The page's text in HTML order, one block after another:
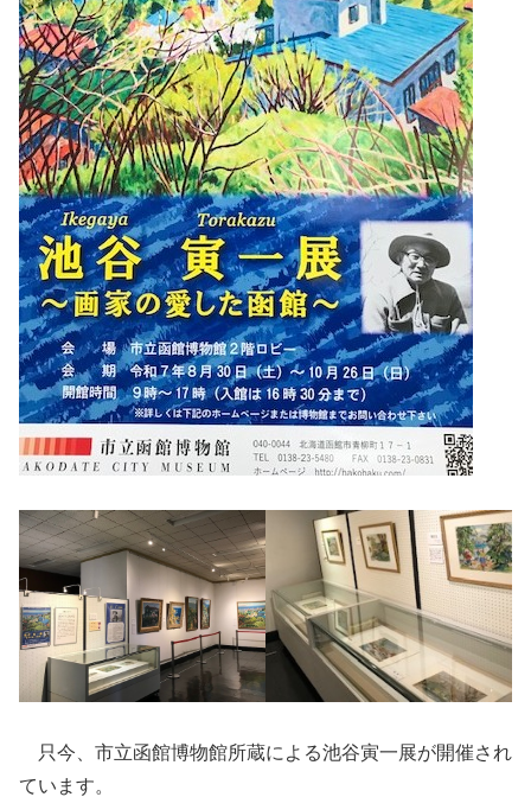
只今、市立函館博物館所蔵による池谷寅一展が開催され
ています。